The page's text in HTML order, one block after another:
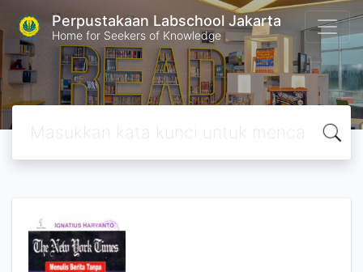
Perpustakaan Labschool Jakarta
Home for Seekers of Knowledge